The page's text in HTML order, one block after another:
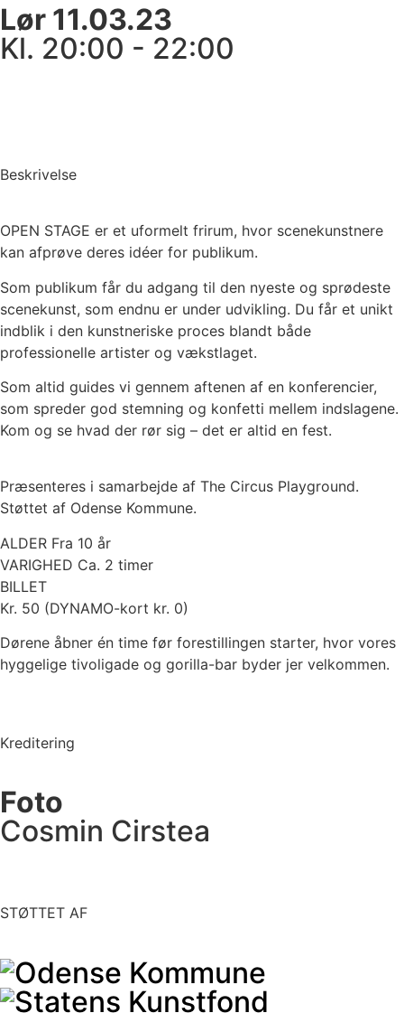
Lør 11.03.23
Kl. 20:00 - 22:00
Beskrivelse
OPEN STAGE er et uformelt frirum, hvor scenekunstnere
kan afprøve deres idéer for publikum.
Som publikum får du adgang til den nyeste og sprødeste
scenekunst, som endnu er under udvikling. Du får et unikt
indblik i den kunstneriske proces blandt både
professionelle artister og vækstlaget.
Som altid guides vi gennem aftenen af en konferencier,
som spreder god stemning og konfetti mellem indslagene.
Kom og se hvad der rør sig – det er altid en fest.
Præsenteres i samarbejde af The Circus Playground.
Støttet af Odense Kommune.
ALDER Fra 10 år
VARIGHED Ca. 2 timer
BILLET
Kr. 50 (DYNAMO-kort kr. 0)
Dørene åbner én time før forestillingen starter, hvor vores
hyggelige tivoligade og gorilla-bar byder jer velkommen.
Kreditering
Foto
Cosmin Cirstea
STØTTET AF